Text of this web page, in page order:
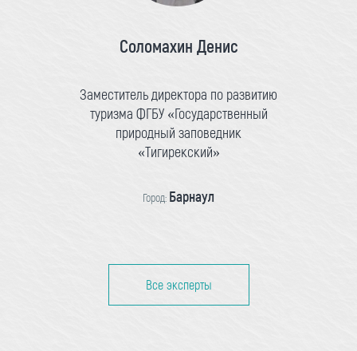
Соломахин Денис
Заместитель директора по развитию
туризма ФГБУ «Государственный
природный заповедник
«Тигирекский»
Город: Барнаул
Все эксперты